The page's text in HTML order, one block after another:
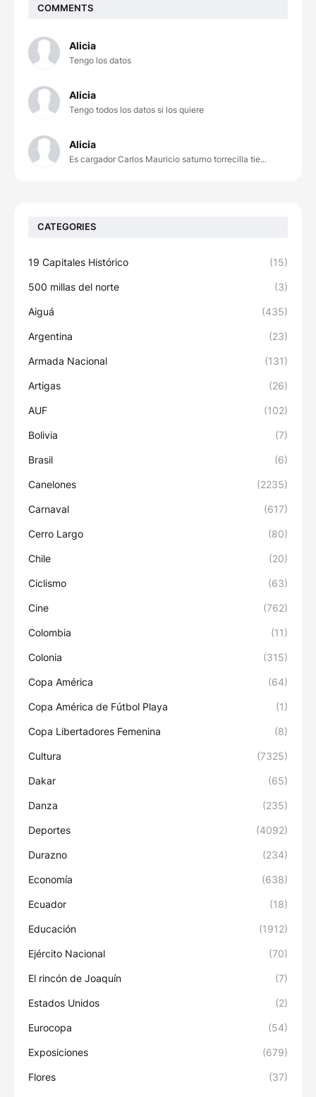
COMMENTS
Alicia
Tengo los datos
Alicia
Tengo todos los datos si los quiere
Alicia
Es cargador Carlos Mauricio saturno torrecilla tie...
CATEGORIES
19 Capitales Histórico (15)
500 millas del norte (3)
Aiguá (435)
Argentina (23)
Armada Nacional (131)
Artigas (26)
AUF (102)
Bolivia (7)
Brasil (6)
Canelones (2235)
Carnaval (617)
Cerro Largo (80)
Chile (20)
Ciclismo (63)
Cine (762)
Colombia (11)
Colonia (315)
Copa América (64)
Copa América de Fútbol Playa (1)
Copa Libertadores Femenina (8)
Cultura (7325)
Dakar (65)
Danza (235)
Deportes (4092)
Durazno (234)
Economía (638)
Ecuador (18)
Educación (1912)
Ejército Nacional (70)
El rincón de Joaquín (7)
Estados Unidos (2)
Eurocopa (54)
Exposiciones (679)
Flores (37)